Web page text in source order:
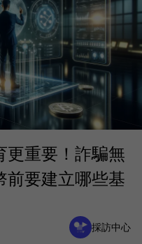
更重要！詐騙無
前要建立哪些基
採訪中心